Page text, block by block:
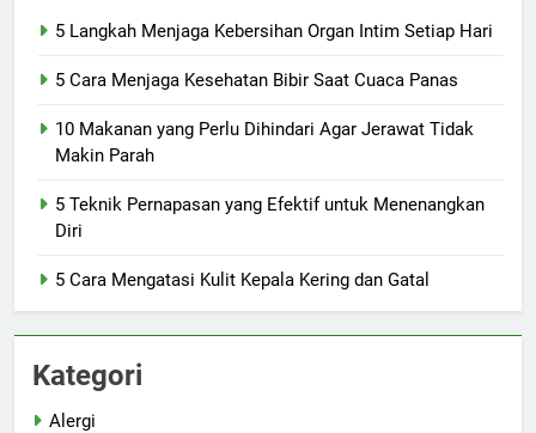
5 Langkah Menjaga Kebersihan Organ Intim Setiap Hari
5 Cara Menjaga Kesehatan Bibir Saat Cuaca Panas
10 Makanan yang Perlu Dihindari Agar Jerawat Tidak
Makin Parah
5 Teknik Pernapasan yang Efektif untuk Menenangkan
Diri
5 Cara Mengatasi Kulit Kepala Kering dan Gatal
Kategori
Alergi